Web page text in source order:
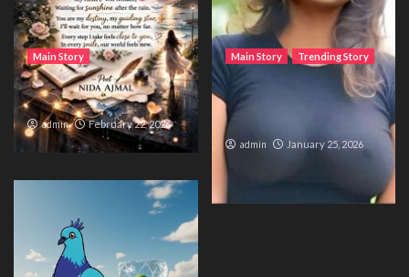
Main Story
Waiting for sunshine
admin February 22, 2026
Main Story Trending Story
The Bride from the
Accident
admin January 25, 2026